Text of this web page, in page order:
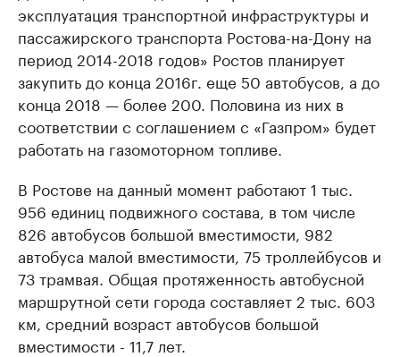
эксплуатация транспортной инфраструктуры и
пассажирского транспорта Ростова-на-Дону на
период 2014-2018 годов» Ростов планирует
закупить до конца 2016г. еще 50 автобусов, а до
конца 2018 — более 200. Половина из них в
соответствии с соглашением с «Газпром» будет
работать на газомоторном топливе.
В Ростове на данный момент работают 1 тыс.
956 единиц подвижного состава, в том числе
826 автобусов большой вместимости, 982
автобуса малой вместимости, 75 троллейбусов и
73 трамвая. Общая протяженность автобусной
маршрутной сети города составляет 2 тыс. 603
км, средний возраст автобусов большой
вместимости - 11,7 лет.